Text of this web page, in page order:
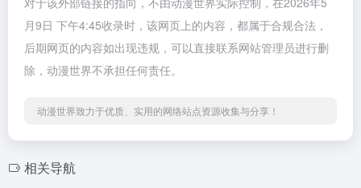
月9日 下午4:45收录时，该网页上的内容，都属于合规合法，
后期网页的内容如出现违规，可以直接联系网站管理员进行删
除，动漫世界不承担任何责任。
动漫世界致力于优质、实用的网络站点资源收集与分享！
相关导航